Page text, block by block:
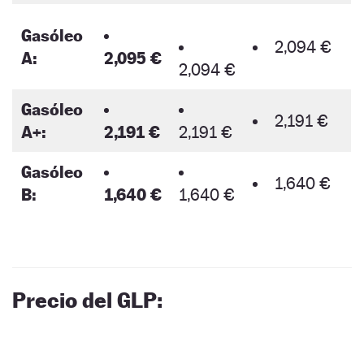
Gasóleo
A:
2,095 €
2,094 €
2,094 €
Gasóleo
A+:
2,191 € 2,191 €
2,191 €
Gasóleo
B:
1,640 € 1,640 €
1,640 €
Precio del GLP: